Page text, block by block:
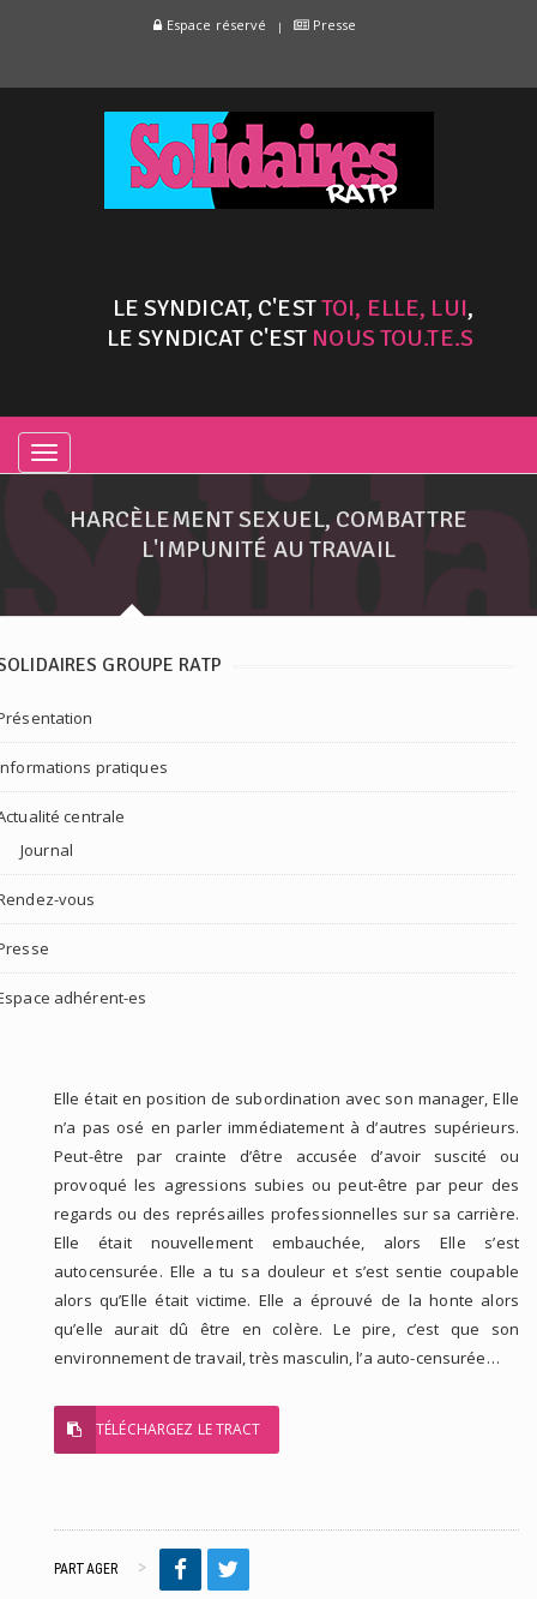
Espace réservé Presse
LE SYNDICAT, C'ESTTOI, ELLE, LUI,
LE SYNDICAT C'EST NOUS TOU.TE.S
TOGGLE
HARCÈLEMENT SEXUEL, COMBATTRE
L'IMPUNITÉ AU TRAVAIL
GROUPE RATP
pratiques
centrale
Journal
vous
adhérent-es
Elle était en position de subordination avec son manager, Elle
n’a pas osé en parler immédiatement à d’autres supérieurs.
Peut-être par crainte d’être accusée d’avoir suscité ou
provoqué les agressions subies ou peut-être par peur des
regards ou des représailles professionnelles sur sa carrière.
Elle était nouvellement embauchée, alors Elle s’est
autocensurée. Elle a tu sa douleur et s’est sentie coupable
alors qu’Elle était victime. Elle a éprouvé de la honte alors
qu’elle aurait dû être en colère. Le pire, c’est que son
environnement de travail, très masculin, l’a auto-censurée…
TÉLÉCHARGEZ LE TRACT
PARTAGER